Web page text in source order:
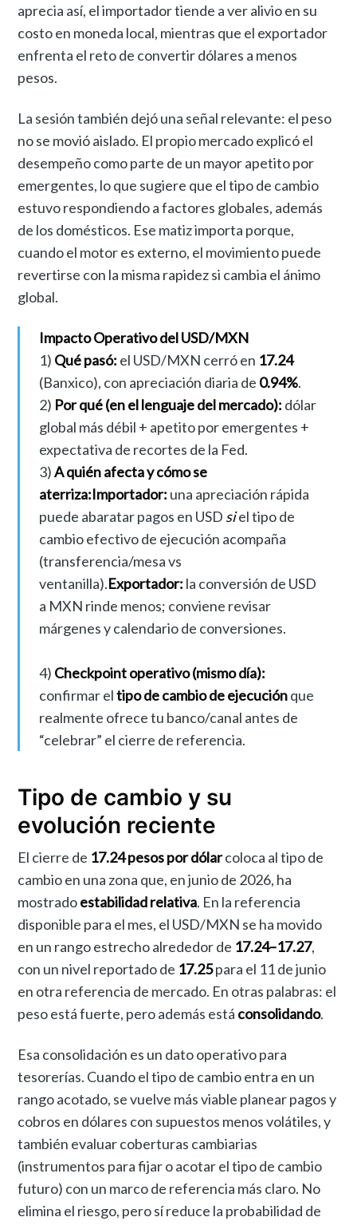
aprecia así, el importador tiende a ver alivio en su
costo en moneda local, mientras que el exportador
enfrenta el reto de convertir dólares a menos
pesos.
La sesión también dejó una señal relevante: el peso
no se movió aislado. El propio mercado explicó el
desempeño como parte de un mayor apetito por
emergentes, lo que sugiere que el tipo de cambio
estuvo respondiendo a factores globales, además
de los domésticos. Ese matiz importa porque,
cuando el motor es externo, el movimiento puede
revertirse con la misma rapidez si cambia el ánimo
global.
Impacto Operativo del USD/MXN
1) Qué pasó: el USD/MXN cerró en 17.24
(Banxico), con apreciación diaria de 0.94%.
2) Por qué (en el lenguaje del mercado): dólar
global más débil + apetito por emergentes +
expectativa de recortes de la Fed.
3)A quién afecta y cómo se
aterriza:Importador: una apreciación rápida
puede abaratar pagos en USD siel tipo de
cambio efectivo de ejecución acompaña
(transferencia/mesa vs
ventanilla).Exportador: la conversión de USD
a MXN rinde menos; conviene revisar
márgenes y calendario de conversiones.
4) Checkpoint operativo (mismo día):
confirmar eltipo de cambio de ejecuciónque
realmente ofrece tu banco/canal antes de
“celebrar” el cierre de referencia.
Tipo de cambio y su
evolución reciente
El cierre de 17.24 pesos por dólarcoloca al tipo de
cambio en una zona que, en junio de 2026, ha
mostradoestabilidad relativa. En la referencia
disponible para el mes, el USD/MXN se ha movido
en un rango estrecho alrededor de 17.24–17.27,
con un nivel reportado de 17.25para el 11 de junio
en otra referencia de mercado. En otras palabras: el
peso está fuerte, pero además está consolidando.
Esa consolidación es un dato operativo para
tesorerías. Cuando el tipo de cambio entra en un
rango acotado, se vuelve más viable planear pagos y
cobros en dólares con supuestos menos volátiles, y
también evaluar coberturas cambiarias
(instrumentos para fijar o acotar el tipo de cambio
futuro) con un marco de referencia más claro. No
elimina el riesgo, pero sí reduce la probabilidad de